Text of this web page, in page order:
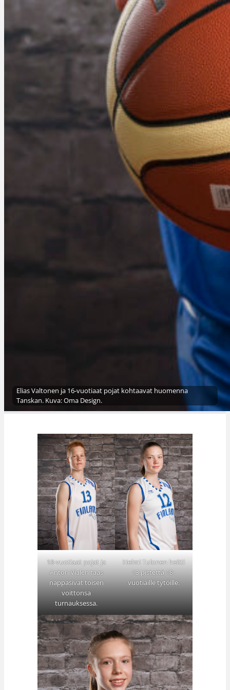
Elias Valtonen ja 16-vuotiaat pojat kohtaavat huomenna
Tanskan. Kuva: Oma Design.
18-vuotiaat pojat ja
Anton Vialen taas
nappasivat toisen
voittonsa
turnauksessa.
Helmi Tulonen heitti
13 pistettä 18-
vuotiaille tytöille.